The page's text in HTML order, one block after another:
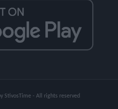
StivosTime - All rights reserved